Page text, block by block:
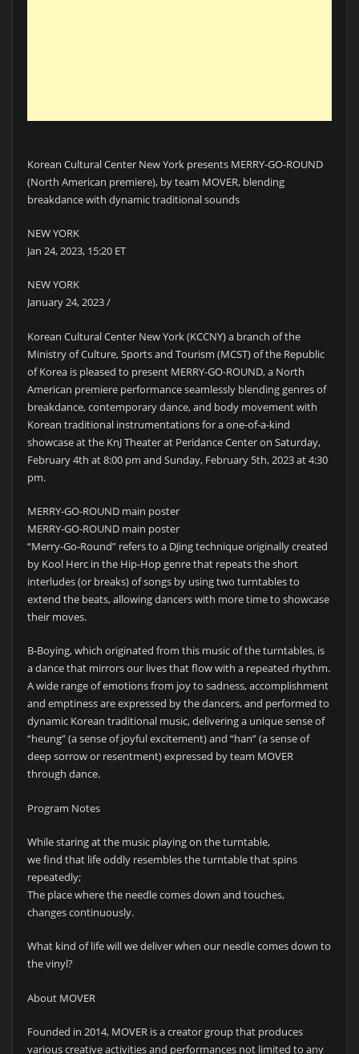
Korean Cultural Center New York presents MERRY-GO-ROUND
(North American premiere), by team MOVER, blending
breakdance with dynamic traditional sounds
NEW YORK
Jan 24, 2023, 15:20 ET
NEW YORK
January 24, 2023 /
Korean Cultural Center New York (KCCNY) a branch of the
Ministry of Culture, Sports and Tourism (MCST) of the Republic
of Korea is pleased to present MERRY-GO-ROUND, a North
American premiere performance seamlessly blending genres of
breakdance, contemporary dance, and body movement with
Korean traditional instrumentations for a one-of-a-kind
showcase at the KnJ Theater at Peridance Center on Saturday,
February 4th at 8:00 pm and Sunday, February 5th, 2023 at 4:30
pm.
MERRY-GO-ROUND main poster
MERRY-GO-ROUND main poster
“Merry-Go-Round” refers to a DJing technique originally created
by Kool Herc in the Hip-Hop genre that repeats the short
interludes (or breaks) of songs by using two turntables to
extend the beats, allowing dancers with more time to showcase
their moves.
B-Boying, which originated from this music of the turntables, is
a dance that mirrors our lives that flow with a repeated rhythm.
A wide range of emotions from joy to sadness, accomplishment
and emptiness are expressed by the dancers, and performed to
dynamic Korean traditional music, delivering a unique sense of
“heung” (a sense of joyful excitement) and “han” (a sense of
deep sorrow or resentment) expressed by team MOVER
through dance.
Program Notes
While staring at the music playing on the turntable,
we find that life oddly resembles the turntable that spins
repeatedly;
The place where the needle comes down and touches,
changes continuously.
What kind of life will we deliver when our needle comes down to
the vinyl?
About MOVER
Founded in 2014, MOVER is a creator group that produces
various creative activities and performances not limited to any